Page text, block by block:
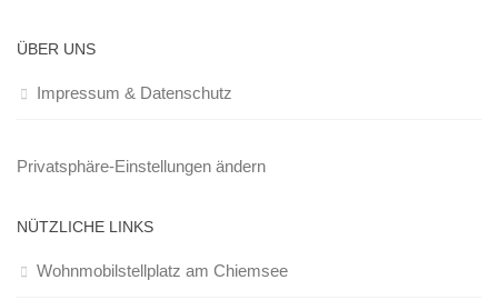
ÜBER UNS
Impressum & Datenschutz
Privatsphäre-Einstellungen ändern
NÜTZLICHE LINKS
Wohnmobilstellplatz am Chiemsee